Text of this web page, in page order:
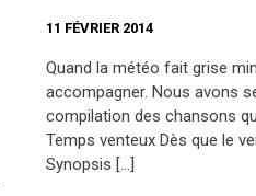
11 FÉVRIER 2014
Quand la météo fait grise
accompagner. Nous avons
compilation des chansons
Temps venteux Dès que le
Synopsis […]